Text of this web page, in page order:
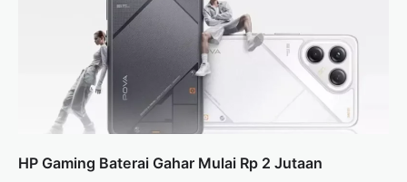
HP Gaming Baterai Gahar Mulai Rp 2 Jutaan